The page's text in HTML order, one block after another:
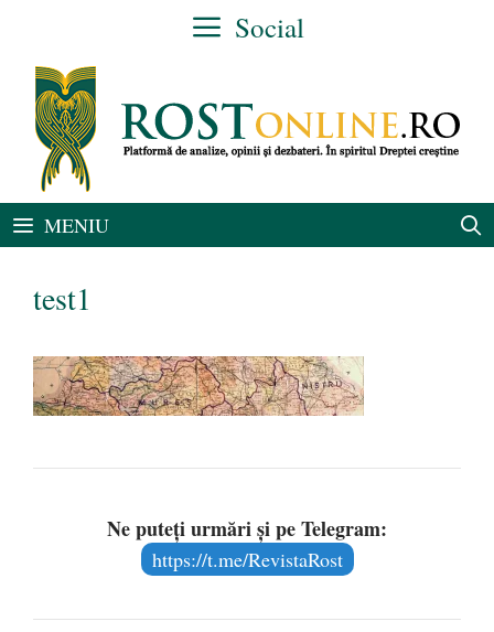
conținut
Social
MENIU
test1
Ne puteți urmări și pe Telegram:
https://t.me/RevistaRost